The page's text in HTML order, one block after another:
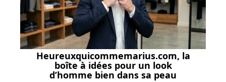
Heureuxquicommemarius.com, la
boîte à idées pour un look
d’homme bien dans sa peau